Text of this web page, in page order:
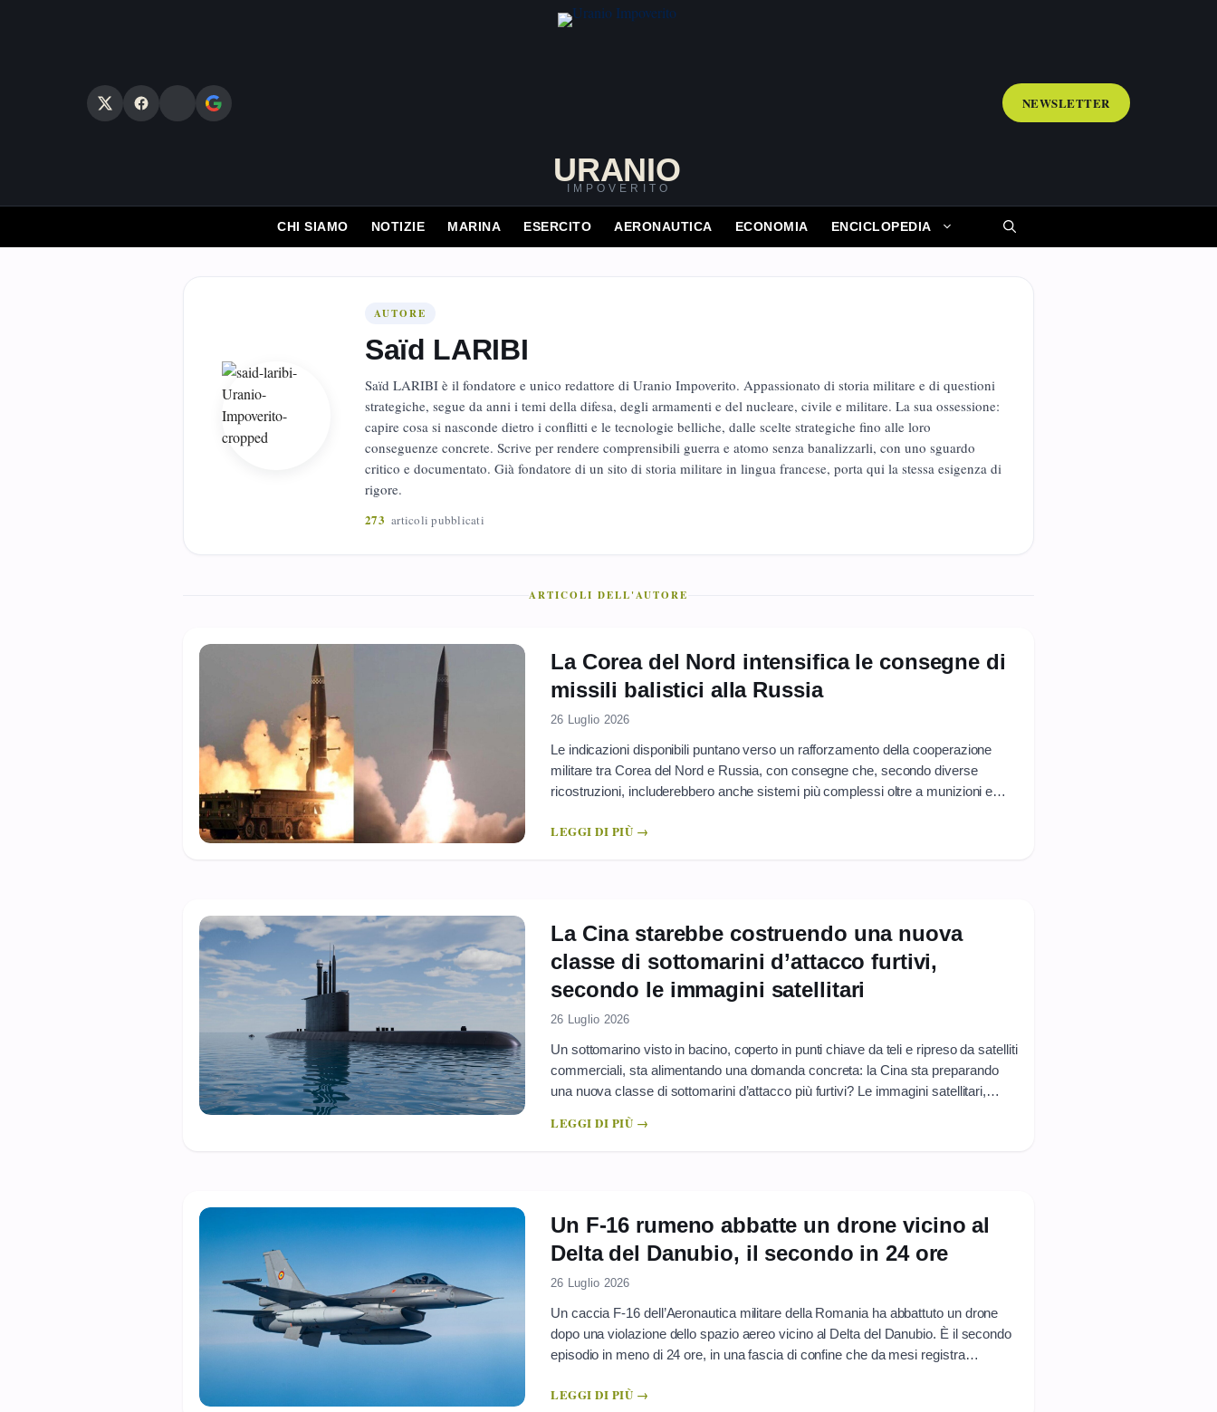
URANIO
IMPOVERITO
NEWSLETTER
CHI SIAMO NOTIZIE MARINA ESERCITO AERONAUTICA ECONOMIA ENCICLOPEDIA
AUTORE
Saïd LARIBI
Saïd LARIBI è il fondatore e unico redattore di Uranio Impoverito. Appassionato di storia militare e di questioni
strategiche, segue da anni i temi della difesa, degli armamenti e del nucleare, civile e militare. La sua ossessione:
capire cosa si nasconde dietro i conflitti e le tecnologie belliche, dalle scelte strategiche fino alle loro
conseguenze concrete. Scrive per rendere comprensibili guerra e atomo senza banalizzarli, con uno sguardo
critico e documentato. Già fondatore di un sito di storia militare in lingua francese, porta qui la stessa esigenza di
rigore.
273 articoli pubblicati
ARTICOLI DELL'AUTORE
La Corea del Nord intensifica le consegne di
missili balistici alla Russia
26 Luglio 2026
Le indicazioni disponibili puntano verso un rafforzamento della cooperazione
militare tra Corea del Nord e Russia, con consegne che, secondo diverse
ricostruzioni, includerebbero anche sistemi più complessi oltre a munizioni e
regolarità del flusso logistico e l’ipotesi di una capacità industriale nordcoreana ...
LEGGI DI PIÙ →
La Cina starebbe costruendo una nuova
classe di sottomarini d’attacco furtivi,
secondo le immagini satellitari
26 Luglio 2026
Un sottomarino visto in bacino, coperto in punti chiave da teli e ripreso da satelliti
commerciali, sta alimentando una domanda concreta: la Cina sta preparando
una nuova classe di sottomarini d’attacco più furtivi? Le immagini satellitari,
che non coincidono in modo netto con i ...
LEGGI DI PIÙ →
Un F-16 rumeno abbatte un drone vicino al
Delta del Danubio, il secondo in 24 ore
26 Luglio 2026
Un caccia F-16 dell’Aeronautica militare della Romania ha abbattuto un drone
dopo una violazione dello spazio aereo vicino al Delta del Danubio. È il secondo
episodio in meno di 24 ore, in una fascia di confine che da mesi registra
lungo il Danubio. ...
LEGGI DI PIÙ →